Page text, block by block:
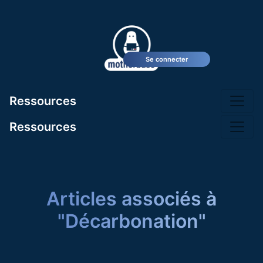
Ressources
Ressources
Articles associés à
"Décarbonation"
Se connecter